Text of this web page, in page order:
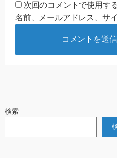
次回のコメントで使用す
名前、メールアドレス、サ
検索